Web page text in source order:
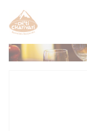
Cookie管理面板